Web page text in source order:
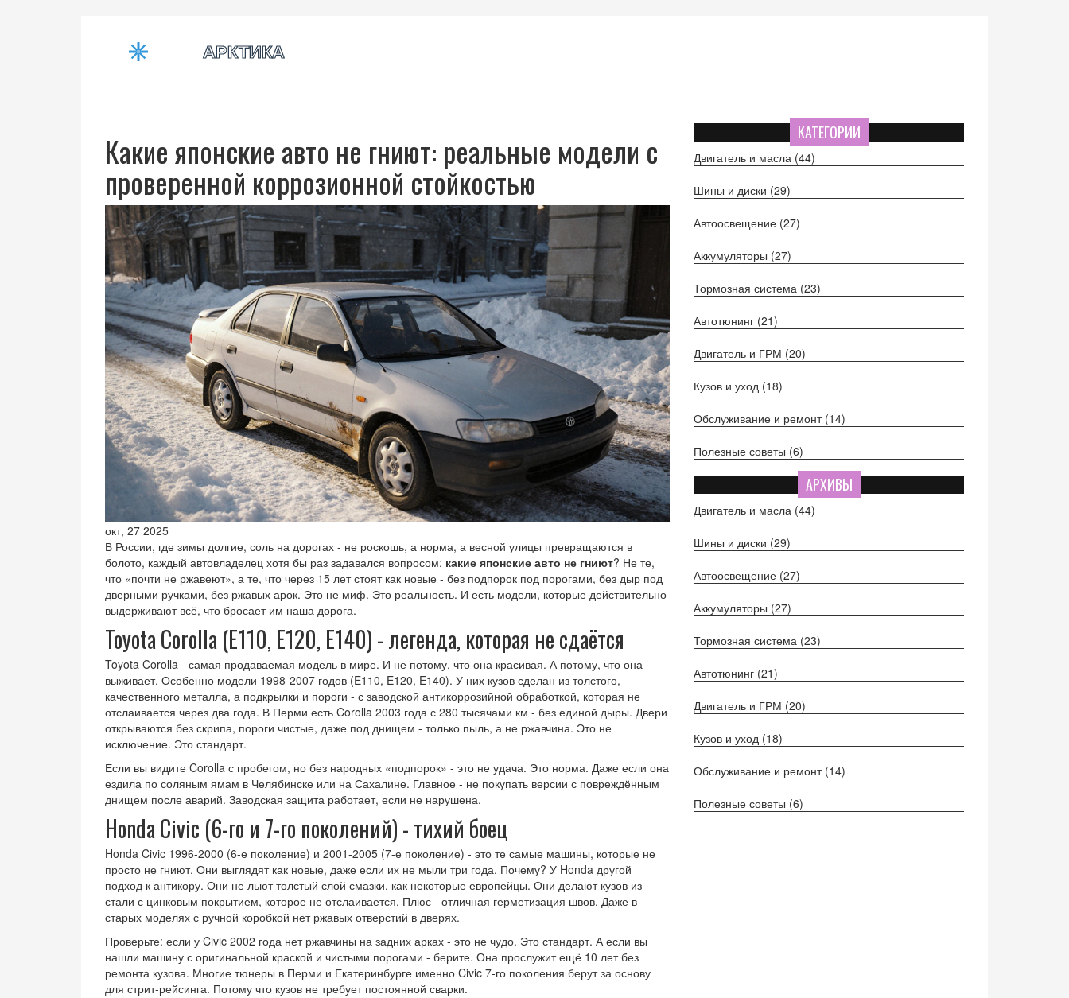
Какие японские авто не гниют: реальные модели с
проверенной коррозионной стойкостью
окт, 27 2025
В России, где зимы долгие, соль на дорогах - не роскошь, а норма, а весной улицы превращаются в
болото, каждый автовладелец хотя бы раз задавался вопросом: какие японские авто не гниют? Не те,
что «почти не ржавеют», а те, что через 15 лет стоят как новые - без подпорок под порогами, без дыр под
дверными ручками, без ржавых арок. Это не миф. Это реальность. И есть модели, которые действительно
выдерживают всё, что бросает им наша дорога.
Toyota Corolla (E110, E120, E140) - легенда, которая не сдаётся
Toyota Corolla - самая продаваемая модель в мире. И не потому, что она красивая. А потому, что она
выживает. Особенно модели 1998-2007 годов (E110, E120, E140). У них кузов сделан из толстого,
качественного металла, а подкрылки и пороги - с заводской антикоррозийной обработкой, которая не
отслаивается через два года. В Перми есть Corolla 2003 года с 280 тысячами км - без единой дыры. Двери
открываются без скрипа, пороги чистые, даже под днищем - только пыль, а не ржавчина. Это не
исключение. Это стандарт.
Если вы видите Corolla с пробегом, но без народных «подпорок» - это не удача. Это норма. Даже если она
ездила по соляным ямам в Челябинске или на Сахалине. Главное - не покупать версии с повреждённым
днищем после аварий. Заводская защита работает, если не нарушена.
Honda Civic (6-го и 7-го поколений) - тихий боец
Honda Civic 1996-2000 (6-е поколение) и 2001-2005 (7-е поколение) - это те самые машины, которые не
просто не гниют. Они выглядят как новые, даже если их не мыли три года. Почему? У Honda другой
подход к антикору. Они не льют толстый слой смазки, как некоторые европейцы. Они делают кузов из
стали с цинковым покрытием, которое не отслаивается. Плюс - отличная герметизация швов. Даже в
старых моделях с ручной коробкой нет ржавых отверстий в дверях.
Проверьте: если у Civic 2002 года нет ржавчины на задних арках - это не чудо. Это стандарт. А если вы
нашли машину с оригинальной краской и чистыми порогами - берите. Она прослужит ещё 10 лет без
ремонта кузова. Многие тюнеры в Перми и Екатеринбурге именно Civic 7-го поколения берут за основу
для стрит-рейсинга. Потому что кузов не требует постоянной сварки.
КАТЕГОРИИ
Двигатель и масла (44)
Шины и диски (29)
Автоосвещение (27)
Аккумуляторы (27)
Тормозная система (23)
Автотюнинг (21)
Двигатель и ГРМ (20)
Кузов и уход (18)
Обслуживание и ремонт (14)
Полезные советы (6)
АРХИВЫ
Двигатель и масла (44)
Шины и диски (29)
Автоосвещение (27)
Аккумуляторы (27)
Тормозная система (23)
Автотюнинг (21)
Двигатель и ГРМ (20)
Кузов и уход (18)
Обслуживание и ремонт (14)
Полезные советы (6)